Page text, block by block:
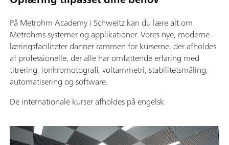
På Metrohm Academy i Schweitz kan du lære alt om
Metrohms systemer og applikationer. Vores nye, moderne
læringsfaciliteter danner rammen for kurserne, der afholdes
af professionelle, der alle har omfattende erfaring med
titrering, ionkromotografi, voltammetri, stabilitetsmåling,
automatisering og software.
De internationale kurser afholdes på engelsk